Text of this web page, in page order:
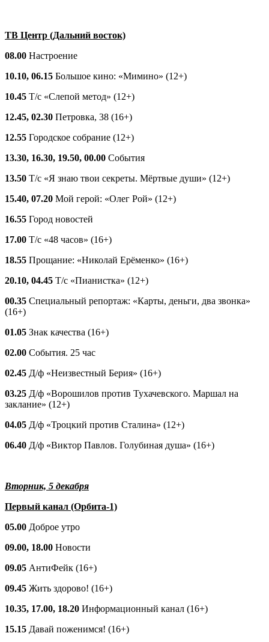
ТВ Центр (Дальний восток)
08.00 Настроение
10.10, 06.15 Большое кино: «Мимино» (12+)
10.45 Т/с «Слепой метод» (12+)
12.45, 02.30 Петровка, 38 (16+)
12.55 Городское собрание (12+)
13.30, 16.30, 19.50, 00.00 События
13.50 Т/с «Я знаю твои секреты. Мёртвые души» (12+)
15.40, 07.20 Мой герой: «Олег Рой» (12+)
16.55 Город новостей
17.00 Т/с «48 часов» (16+)
18.55 Прощание: «Николай Ерёменко» (16+)
20.10, 04.45 Т/с «Пианистка» (12+)
00.35 Специальный репортаж: «Карты, деньги, два звонка»
(16+)
01.05 Знак качества (16+)
02.00 События. 25 час
02.45 Д/ф «Неизвестный Берия» (16+)
03.25 Д/ф «Ворошилов против Тухачевского. Маршал на
заклание» (12+)
04.05 Д/ф «Троцкий против Сталина» (12+)
06.40 Д/ф «Виктор Павлов. Голубиная душа» (16+)
Вторник, 5 декабря
Первый канал (Орбита-1)
05.00 Доброе утро
09.00, 18.00 Новости
09.05 АнтиФейк (16+)
09.45 Жить здорово! (16+)
10.35, 17.00, 18.20 Информационный канал (16+)
15.15 Давай поженимся! (16+)